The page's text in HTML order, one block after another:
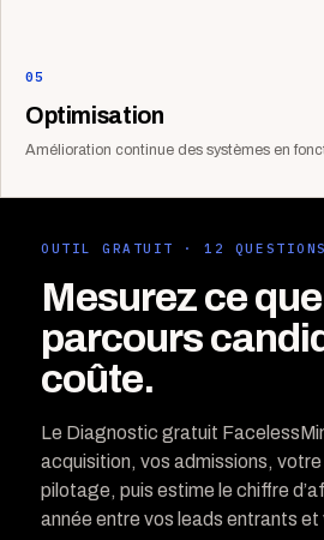
05
Optimisation
Amélioration continue des systèmes en
OUTIL GRATUIT · 12
Mesurez ce
parcours
coûte.
Le Diagnostic gratuit
acquisition, vos admissions,
pilotage, puis estime le chiffre
année entre vos leads entrants et